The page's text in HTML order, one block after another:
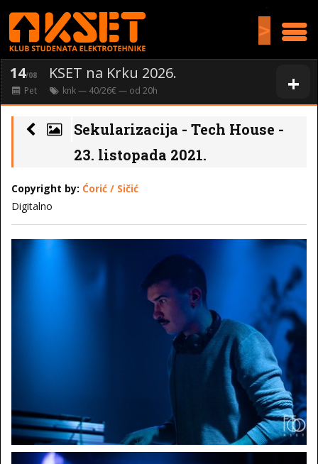
>
+
14/08 KSET na Krku 2026.
Pet knk— 40/26€ — od 20h
Sekularizacija - Tech House -
23. listopada 2021.
Copyright by: Ćorić / Sičić
Digitalno